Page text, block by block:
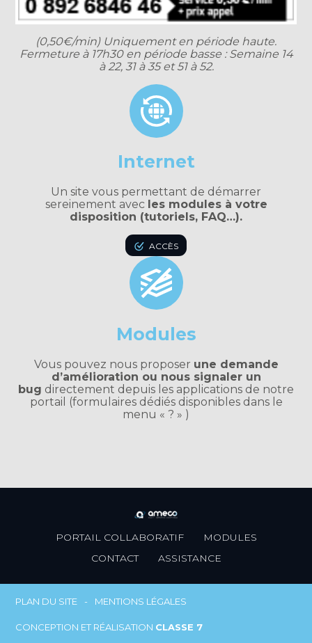
(0,50€/min) Uniquement en période haute.
Fermeture à 17h30 en période basse : Semaine 14
à 22, 31 à 35 et 51 à 52.
Internet
Un site vous permettant de démarrer
sereinement avec les modules à votre
disposition (tutoriels, FAQ…).
ACCÈS
Modules
Vous pouvez nous proposer une demande
d’amélioration ou nous signaler un
bug directement depuis les applications de notre
portail (formulaires dédiés disponibles dans le
menu « ? » )
FooterPORTAIL COLLABORATIF
MODULES
CONTACT
ASSISTANCE
Footer
PLAN DU SITE MENTIONS LÉGALES
CONCEPTION ET RÉALISATION CLASSE 7